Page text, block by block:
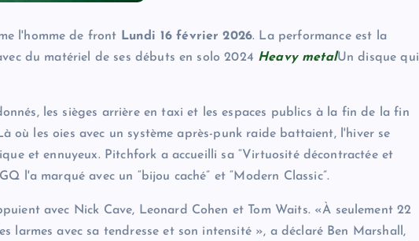
l'homme de front Lundi 16 février 2026. La performance est la
du matériel de ses débuts en solo 2024 Heavy metalUn disque qui
les sièges arrière en taxi et les espaces publics à la fin de la fin
où les oies avec un système après-punk raide battaient, l'hiver se
et ennuyeux. Pitchfork a accueilli sa “Virtuosité décontractée et
l'a marqué avec un “bijou caché” et “Modern Classic”.
avec Nick Cave, Leonard Cohen et Tom Waits. «À seulement 22
larmes avec sa tendresse et son intensité », a déclaré Ben Marshall,